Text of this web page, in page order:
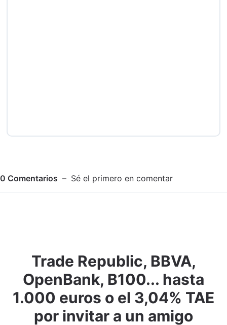
0 Comentarios Sé el primero en comentar
Adjuntar imagen Comentar
Trade Republic, BBVA,
OpenBank, B100... hasta
1.000 euros o el 3,04% TAE
por invitar a un amigo